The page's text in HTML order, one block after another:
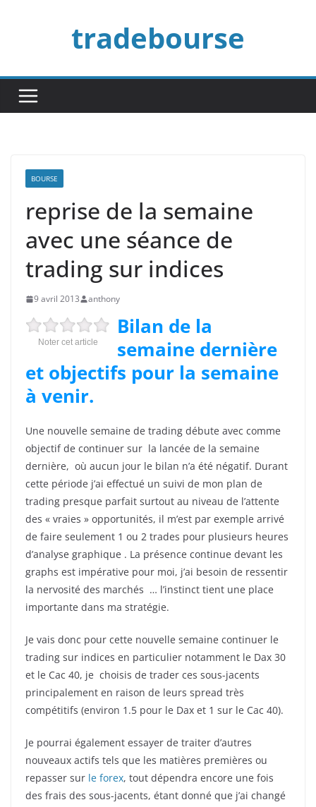
tradebourse
BOURSE
reprise de la semaine
avec une séance de
trading sur indices
9 avril 2013 anthony
Noter cet article
Bilan de la
semaine dernière
et objectifs pour la semaine
à venir.
Une nouvelle semaine de trading débute avec comme
objectif de continuer sur la lancée de la semaine
dernière, où aucun jour le bilan n’a été négatif. Durant
cette période j’ai effectué un suivi de mon plan de
trading presque parfait surtout au niveau de l’attente
des « vraies » opportunités, il m’est par exemple arrivé
de faire seulement 1 ou 2 trades pour plusieurs heures
d’analyse graphique . La présence continue devant les
graphs est impérative pour moi, j’ai besoin de ressentir
la nervosité des marchés … l’instinct tient une place
importante dans ma stratégie.
Je vais donc pour cette nouvelle semaine continuer le
trading sur indices en particulier notamment le Dax 30
et le Cac 40, je choisis de trader ces sous-jacents
principalement en raison de leurs spread très
compétitifs (environ 1.5 pour le Dax et 1 sur le Cac 40).
Je pourrai également essayer de traiter d’autres
nouveaux actifs tels que les matières premières ou
repasser sur le forex, tout dépendra encore une fois
des frais des sous-jacents, étant donné que j’ai changé